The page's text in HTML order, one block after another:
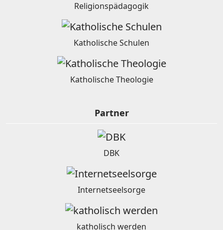
Religionspädagogik
Katholische Schulen
Katholische Theologie
Partner
DBK
Internetseelsorge
katholisch werden